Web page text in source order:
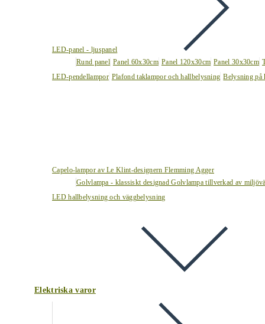
LED-panel - ljuspanel
Rund panel Panel 60x30cm Panel 120x30cm Panel 30x30cm
LED-pendellampor Plafond taklampor och hallbelysning Belysning på
Capelo-lampor av Le Klint-designern Flemming Agger
Golvlampa - klassiskt designad Golvlampa tillverkad av
LED hallbelysning och väggbelysning
Elektriska varor